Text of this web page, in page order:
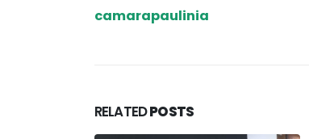
camarapaulinia
RELATEDPOSTS